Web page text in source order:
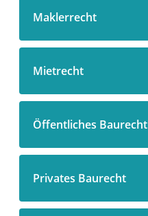
Maklerrecht
Mietrecht
Öffentliches Baurecht
Privates Baurecht